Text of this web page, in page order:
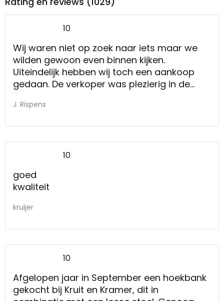
10
Wij waren niet op zoek naar iets maar we
wilden gewoon even binnen kijken.
Uiteindelijk hebben wij toch een aankoop
gedaan. De verkoper was plezierig in de
goed verlopen.
J. Rispens
10
goed
kwaliteit
kruijer
10
Afgelopen jaar in September een hoekbank
gekocht bij Kruit en Kramer, dit in